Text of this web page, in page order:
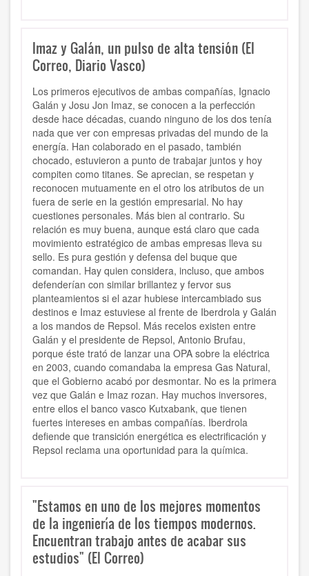
Imaz y Galán, un pulso de alta tensión (El
Correo, Diario Vasco)
Los primeros ejecutivos de ambas compañías, Ignacio
Galán y Josu Jon Imaz, se conocen a la perfección
desde hace décadas, cuando ninguno de los dos tenía
nada que ver con empresas privadas del mundo de la
energía. Han colaborado en el pasado, también
chocado, estuvieron a punto de trabajar juntos y hoy
compiten como titanes. Se aprecian, se respetan y
reconocen mutuamente en el otro los atributos de un
fuera de serie en la gestión empresarial. No hay
cuestiones personales. Más bien al contrario. Su
relación es muy buena, aunque está claro que cada
movimiento estratégico de ambas empresas lleva su
sello. Es pura gestión y defensa del buque que
comandan. Hay quien considera, incluso, que ambos
defenderían con similar brillantez y fervor sus
planteamientos si el azar hubiese intercambiado sus
destinos e Imaz estuviese al frente de Iberdrola y Galán
a los mandos de Repsol. Más recelos existen entre
Galán y el presidente de Repsol, Antonio Brufau,
porque éste trató de lanzar una OPA sobre la eléctrica
en 2003, cuando comandaba la empresa Gas Natural,
que el Gobierno acabó por desmontar. No es la primera
vez que Galán e Imaz rozan. Hay muchos inversores,
entre ellos el banco vasco Kutxabank, que tienen
fuertes intereses en ambas compañías. Iberdrola
defiende que transición energética es electrificación y
Repsol reclama una oportunidad para la química.
"Estamos en uno de los mejores momentos
de la ingeniería de los tiempos modernos.
Encuentran trabajo antes de acabar sus
estudios" (El Correo)